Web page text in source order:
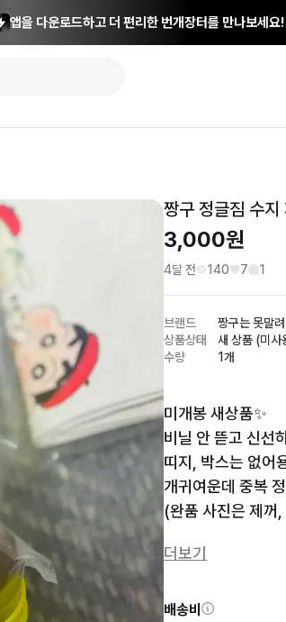
앱을 다운로드하고 더 편리한 번개장터를 만나보세요!
짱구 정글짐 수
3,000원
4달 전 140 7 1
브랜드
짱구는 못말려
상품상태
새 상품 (미사
수량
1개
미개봉 새상품✨
비닐 안 뜯고 신선
띠지, 박스는 없어
개귀여운데 중복
(완품 사진은 제꺼
📦 반값택배 2000
더보기
배송비